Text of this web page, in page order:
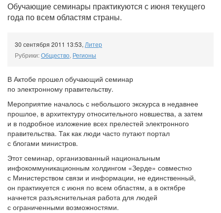
Обучающие семинары практикуются с июня текущего
года по всем областям страны.
30 сентября 2011 13:53, Литер
Рубрики:Общество, Регионы
В Актобе прошел обучающий семинар
по электронному правительству.
Мероприятие началось с небольшого экскурса в недавнее
прошлое, в архитектуру относительного новшества, а затем
и в подробное изложение всех прелестей электронного
правительства. Так как люди часто путают портал
с блогами министров.
Этот семинар, организованный национальным
инфокоммуникационным холдингом «Зерде» совместно
с Министерством связи и информации, не единственный,
он практикуется с июня по всем областям, а в октябре
начнется разъяснительная работа для людей
с ограниченными возможностями.